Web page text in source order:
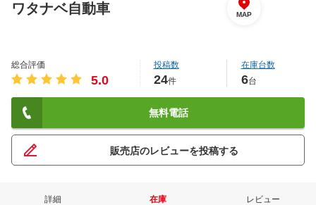
ワタナベ自動車 MAP
総合評価
5.0
投稿数
24件
在庫台数
6台
無料電話
販売店のレビューを投稿する
詳細 在庫 レビュー